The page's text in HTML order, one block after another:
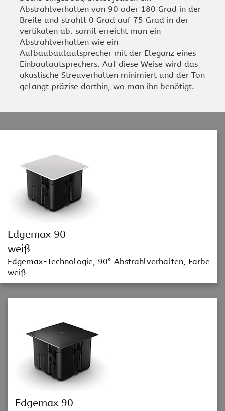
Abstrahlverhalten von 90 oder 180 Grad in der
Breite und strahlt 0 Grad auf 75 Grad in der
vertikalen ab. somit erreicht man ein
Abstrahlverhalten wie ein
Aufbaubaulautsprecher mit der Eleganz eines
Einbaulautsprechers. Auf diese Weise wird das
akustische Streuverhalten minimiert und der Ton
gelangt präzise dorthin, wo man ihn benötigt.
Edgemax 90
weiß
Edgemax-Technologie, 90° Abstrahlverhalten, Farbe
weiß
Edgemax 90